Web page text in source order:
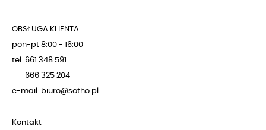
OBSŁUGA KLIENTA
pon-pt 8:00 - 16:00
tel: 661 348 591
666 325 204
e-mail: biuro@sotho.pl
Kontakt